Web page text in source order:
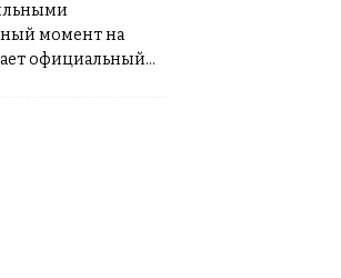
момент на
официальный